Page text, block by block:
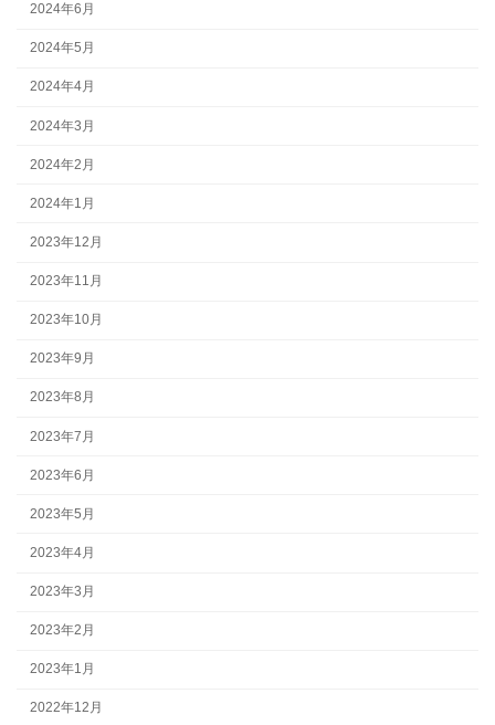
2024年6月
2024年5月
2024年4月
2024年3月
2024年2月
2024年1月
2023年12月
2023年11月
2023年10月
2023年9月
2023年8月
2023年7月
2023年6月
2023年5月
2023年4月
2023年3月
2023年2月
2023年1月
2022年12月